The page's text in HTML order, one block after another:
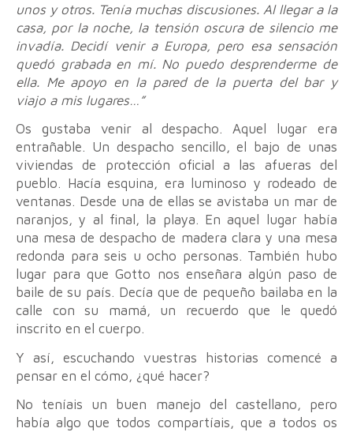
unos y otros. Tenía muchas discusiones. Al llegar a la
casa, por la noche, la tensión oscura de silencio me
invadía. Decidí venir a Europa, pero esa sensación
quedó grabada en mí. No puedo desprenderme de
ella. Me apoyo en la pared de la puerta del bar y
viajo a mis lugares…”
Os gustaba venir al despacho. Aquel lugar era
entrañable. Un despacho sencillo, el bajo de unas
viviendas de protección oficial a las afueras del
pueblo. Hacía esquina, era luminoso y rodeado de
ventanas. Desde una de ellas se avistaba un mar de
naranjos, y al final, la playa. En aquel lugar había
una mesa de despacho de madera clara y una mesa
redonda para seis u ocho personas. También hubo
lugar para que Gotto nos enseñara algún paso de
baile de su país. Decía que de pequeño bailaba en la
calle con su mamá, un recuerdo que le quedó
inscrito en el cuerpo.
Y así, escuchando vuestras historias comencé a
pensar en el cómo, ¿qué hacer?
No teníais un buen manejo del castellano, pero
había algo que todos compartíais, que a todos os